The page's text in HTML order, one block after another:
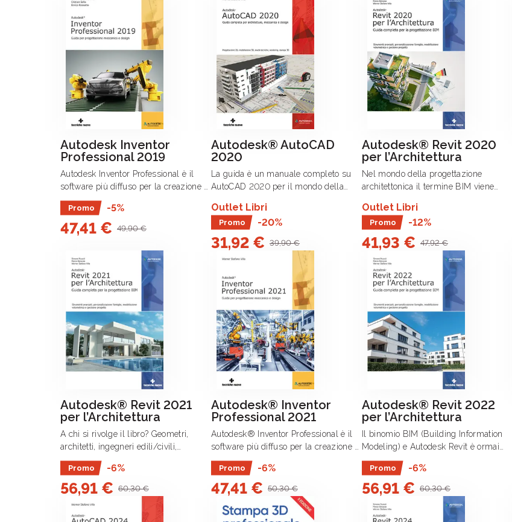
Autodesk Inventor
Professional 2019
Autodesk Inventor Professional è il
software più diffuso per la creazione di
prototipi digitali tridimensionali nella
nuova era dell’Industria 4.
Promo -5%
47,41 € 49,90 €
Autodesk® AutoCAD
2020
La guida è un manuale completo su
AutoCAD 2020 per il mondo della
Aided Design) nei settori
dell’architettura, della meccanica e del
design.
Outlet Libri
Promo -20%
31,92 € 39,90 €
Autodesk® Revit 2020
per l’Architettura
Nel mondo della progettazione
architettonica il termine BIM viene
Revit, il software parametrico che
permette di adottare in modo completo
l’innovativa metodologia .
Outlet Libri
Promo -12%
41,93 € 47,92 €
Autodesk® Revit 2021
per l’Architettura
A chi si rivolge il libro? Geometri,
architetti, ingegneri edili/civili,
progettisti di impianti civili e
residenziali, e tutti i responsabili
cantieristica e realizzazione
impiantistica.
Promo -6%
56,91 € 60,30 €
Autodesk® Inventor
Professional 2021
Autodesk® Inventor Professional è il
software più diffuso per la creazione di
prototipi digitali tridimensionali nella
nuova era dell’Industria 4.
Promo -6%
47,41 € 50,30 €
Autodesk® Revit 2022
per l’Architettura
Il binomio BIM (Building Information
Modeling) e Autodesk Revit è ormai
indissolubile, essendo da diversi anni
Revit il software BIM oriented più
utilizzato nella progettazione
architettonica (e .
Promo -6%
56,91 € 60,30 €